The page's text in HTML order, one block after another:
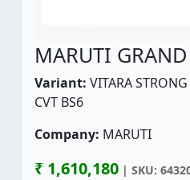
MARUTI GRAND
Variant: VITARA
CVT BS6
Company: MARUTI
₹ 1,610,180 | SKU: